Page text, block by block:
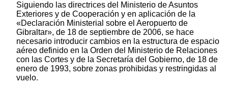
Siguiendo las directrices del Ministerio de Asuntos
Exteriores y de Cooperación y en aplicación de la
«Declaración Ministerial sobre el Aeropuerto de
Gibraltar», de 18 de septiembre de 2006, se hace
necesario introducir cambios en la estructura de espacio
aéreo definido en la Orden del Ministerio de Relaciones
con las Cortes y de la Secretaría del Gobierno, de 18 de
enero de 1993, sobre zonas prohibidas y restringidas al
vuelo.